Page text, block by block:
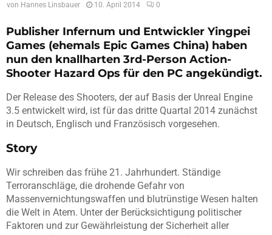
von Hannes Linsbauer 10. April 2014 0
Publisher Infernum und Entwickler Yingpei
Games (ehemals Epic Games China) haben
nun den knallharten 3rd-Person Action-
Shooter Hazard Ops für den PC angekündigt.
Der Release des Shooters, der auf Basis der Unreal Engine
3.5 entwickelt wird, ist für das dritte Quartal 2014 zunächst
in Deutsch, Englisch und Französisch vorgesehen.
Story
Wir schreiben das frühe 21. Jahrhundert. Ständige
Terroranschläge, die drohende Gefahr von
Massenvernichtungswaffen und blutrünstige Wesen halten
die Welt in Atem. Unter der Berücksichtigung politischer
Faktoren und zur Gewährleistung der Sicherheit aller